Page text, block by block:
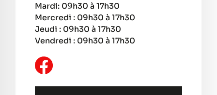
Mardi: 09h30 à 17h30
Mercredi : 09h30 à 17h30
Jeudi : 09h30 à 17h30
Vendredi : 09h30 à 17h30